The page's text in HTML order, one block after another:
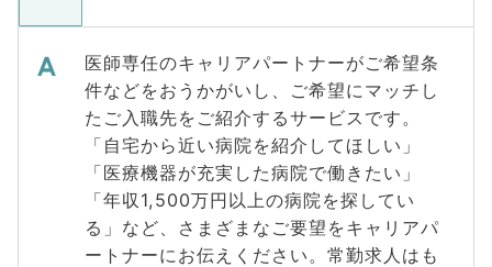
医師専任のキャリアパートナーがご希望条
件などをおうかがいし、ご希望にマッチし
たご入職先をご紹介するサービスです。
「自宅から近い病院を紹介してほしい」
「医療機器が充実した病院で働きたい」
「年収1,500万円以上の病院を探してい
る」など、さまざまなご要望をキャリアパ
ートナーにお伝えください。常勤求人はも